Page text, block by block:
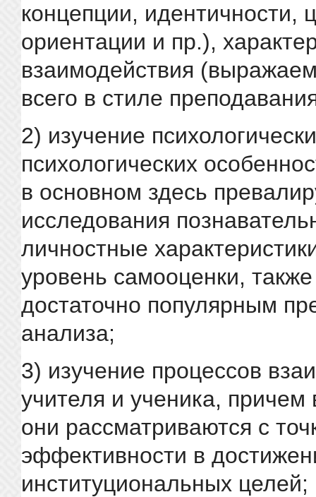
концепции, идентичности,
ориентации и пр.),
взаимодействия
всего в стиле
2) изучение
психологических
в основном здесь
исследования
личностные
уровень самооценки,
достаточно популярным
анализа;
3) изучение процессов
учителя и ученика, причем
они рассматриваются с
эффективности в
институциональных целей;